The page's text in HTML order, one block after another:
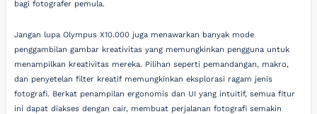
bagi fotografer pemula.
Jangan lupa Olympus X10.000 juga menawarkan banyak mode
penggambilan gambar kreativitas yang memungkinkan pengguna untuk
menampilkan kreativitas mereka. Pilihan seperti pemandangan, makro,
dan penyetelan filter kreatif memungkinkan eksplorasi ragam jenis
fotografi. Berkat penampilan ergonomis dan UI yang intuitif, semua fitur
ini dapat diakses dengan cair, membuat perjalanan fotografi semakin